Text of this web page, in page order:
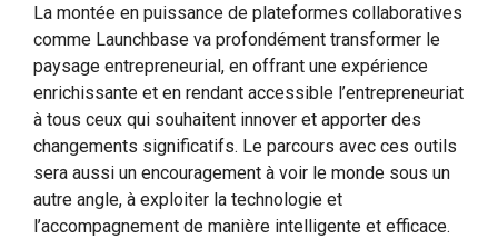
La montée en puissance de plateformes collaboratives
comme Launchbase va profondément transformer le
paysage entrepreneurial, en offrant une expérience
enrichissante et en rendant accessible l’entrepreneuriat
à tous ceux qui souhaitent innover et apporter des
changements significatifs. Le parcours avec ces outils
sera aussi un encouragement à voir le monde sous un
autre angle, à exploiter la technologie et
l’accompagnement de manière intelligente et efficace.